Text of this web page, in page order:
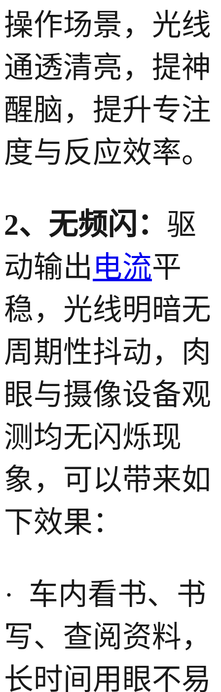
操作场景，光线
通透清亮，提神
醒脑，提升专注
度与反应效率。
2、无频闪： 驱
动输出电流平
稳，光线明暗无
周期性抖动，肉
眼与摄像设备观
测均无闪烁现
象，可以带来如
下效果：
· 车内看书、书
写、查阅资料，
长时间用眼不易